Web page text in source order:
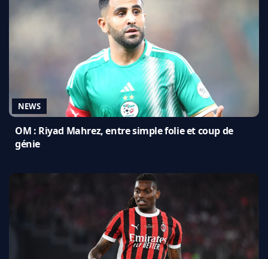
NEWS
OM : Riyad Mahrez, entre simple folie et coup de
génie